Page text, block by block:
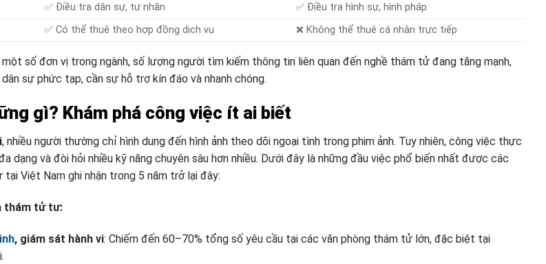
✅ Điều tra dân sự, tư nhân
✅ Điều tra hình sự, hình pháp
✅ Có thể thuê theo hợp đồng dịch vụ ❌ Không thể thuê cá nhân trực tiếp
một số đơn vị trong ngành, số lượng người tìm kiếm thông tin liên quan đến nghề thám tử đang tăng mạnh,
sự phức tạp, cần sự hỗ trợ kín đáo và nhanh chóng.
gì? Khám phá công việc ít ai biết
, nhiều người thường chỉ hình dung đến hình ảnh theo dõi ngoại tình trong phim ảnh. Tuy nhiên, công việc thực
dạng và đòi hỏi nhiều kỹ năng chuyên sâu hơn nhiều. Dưới đây là những đầu việc phổ biến nhất được các
Việt Nam ghi nhận trong 5 năm trở lại đây:
thám tử tư:
, giám sát hành vi: Chiếm đến 60–70% tổng số yêu cầu tại các văn phòng thám tử lớn, đặc biệt tại